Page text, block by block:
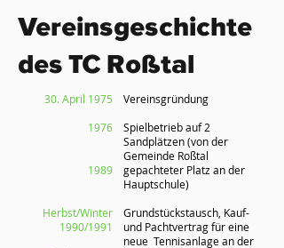
Vereinsgeschichte
des TC Roßtal
30. April 1975
1976
1989
Herbst/Winter
1990/1991
Vereinsgründung
Spielbetrieb auf 2
Sandplätzen (von der
Gemeinde Roßtal
gepachteter Platz an der
Hauptschule)
Grundstückstausch, Kauf-
und Pachtvertrag für eine
neue Tennisanlage an der